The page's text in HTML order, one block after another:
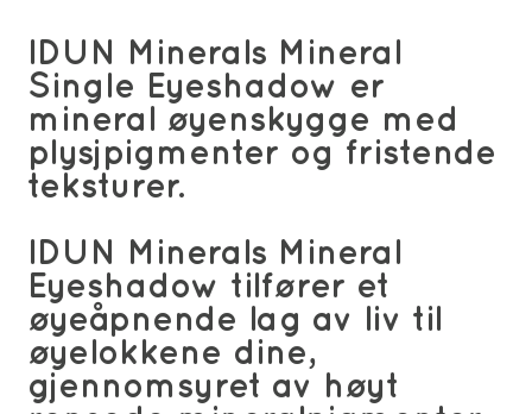
IDUN Minerals Mineral
Single Eyeshadow er
mineral øyenskygge med
plysjpigmenter og fristende
teksturer.
IDUN Minerals Mineral
Eyeshadow tilfører et
øyeåpnende lag av liv til
øyelokkene dine,
gjennomsyret av høyt